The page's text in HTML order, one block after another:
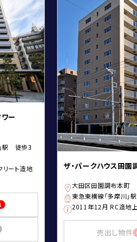
ー
駅 徒歩3
ート造地
ザ・パークハウス田園
大田区田園調布本町
東急東横線「多摩川
2011年12月 RC造地
売出し物件